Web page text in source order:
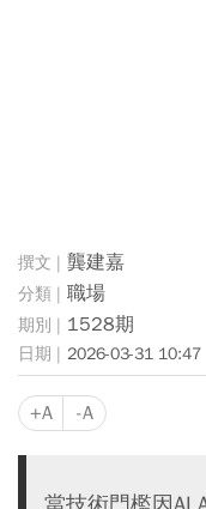
龔建嘉
職場
1528期
2026-03-31 10:47
+A -A
當技術門檻因AI